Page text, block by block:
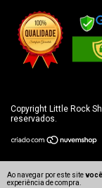
Ao navegar por este site
experiência de compra.
Copyright Little Rock
reservados.